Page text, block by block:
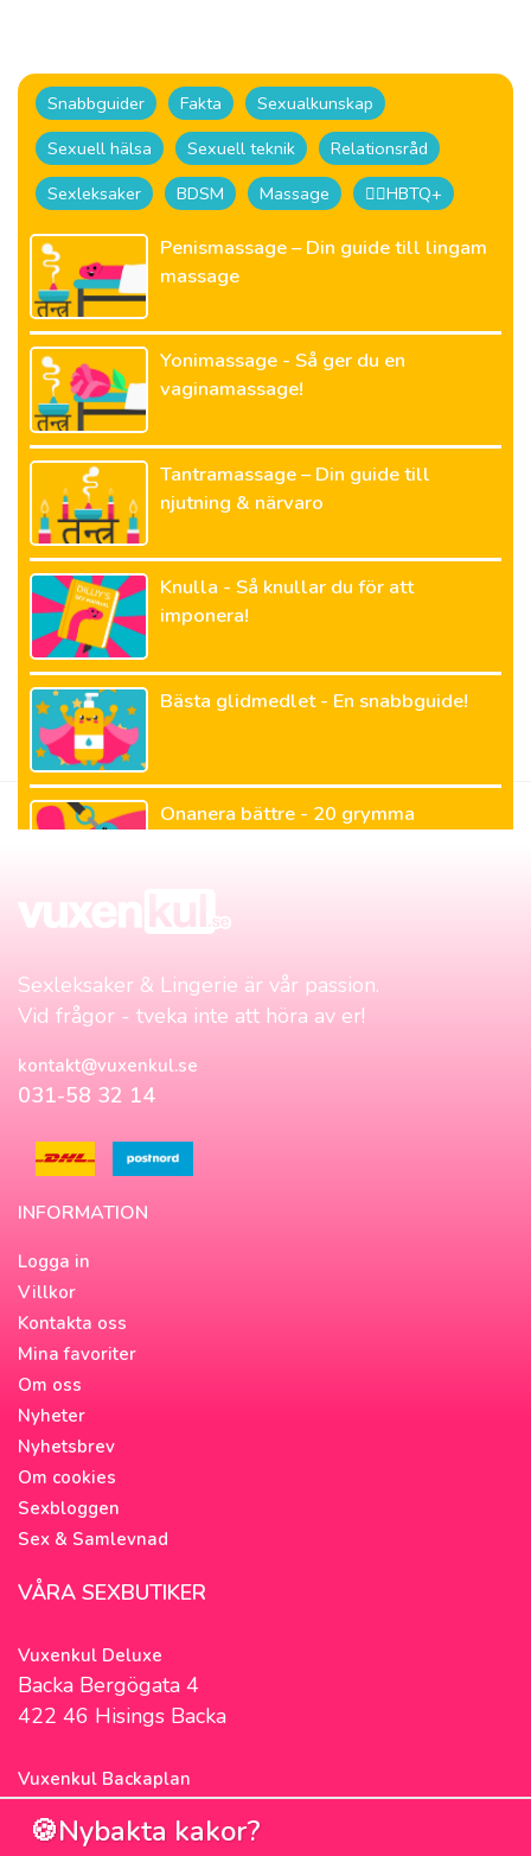
Snabbguider Fakta
Sexualkunskap
Sexuell hälsa
Sexuell teknik
Relationsråd
Sexleksaker
BDSM Massage 🏳️‍🌈HBTQ+
Penismassage – Din guide till lingam
massage
Yonimassage - Så ger du en
vaginamassage!
Tantramassage – Din guide till
njutning & närvaro
Knulla - Så knullar du för att
imponera!
Bästa glidmedlet - En snabbguide!
Onanera bättre - 20 grymma
Sexleksaker & Lingerie är vår passion.
Vid frågor - tveka inte att höra av er!
kontakt@vuxenkul.se
031-58 32 14
INFORMATION
Logga in
Villkor
Kontakta oss
Mina favoriter
Om oss
Nyheter
Nyhetsbrev
Om cookies
Sexbloggen
Sex & Samlevnad
VÅRA SEXBUTIKER
Vuxenkul Deluxe
Backa Bergögata 4
422 46 Hisings Backa
Vuxenkul Backaplan
Färgfabriksgatan 3
417 05 Göteborg
🍪Nybakta kakor?